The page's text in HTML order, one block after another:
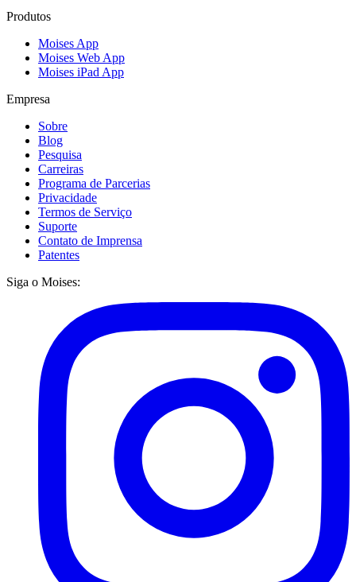
Produtos
Moises App
Moises Web App
Moises iPad App
Empresa
Sobre
Blog
Pesquisa
Carreiras
Programa de Parcerias
Privacidade
Termos de Serviço
Suporte
Contato de Imprensa
Patentes
Siga o Moises: